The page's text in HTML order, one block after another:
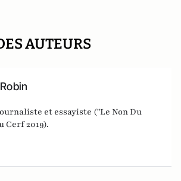
AUTEURS
et essayiste ("Le Non Du
Cerf 2019).